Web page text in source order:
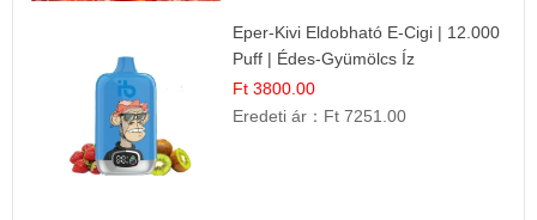
Eper-Kivi Eldobható E-Cigi | 12.000
Puff | Édes-Gyümölcs Íz
Ft 3800.00
Eredeti ár： Ft 7251.00